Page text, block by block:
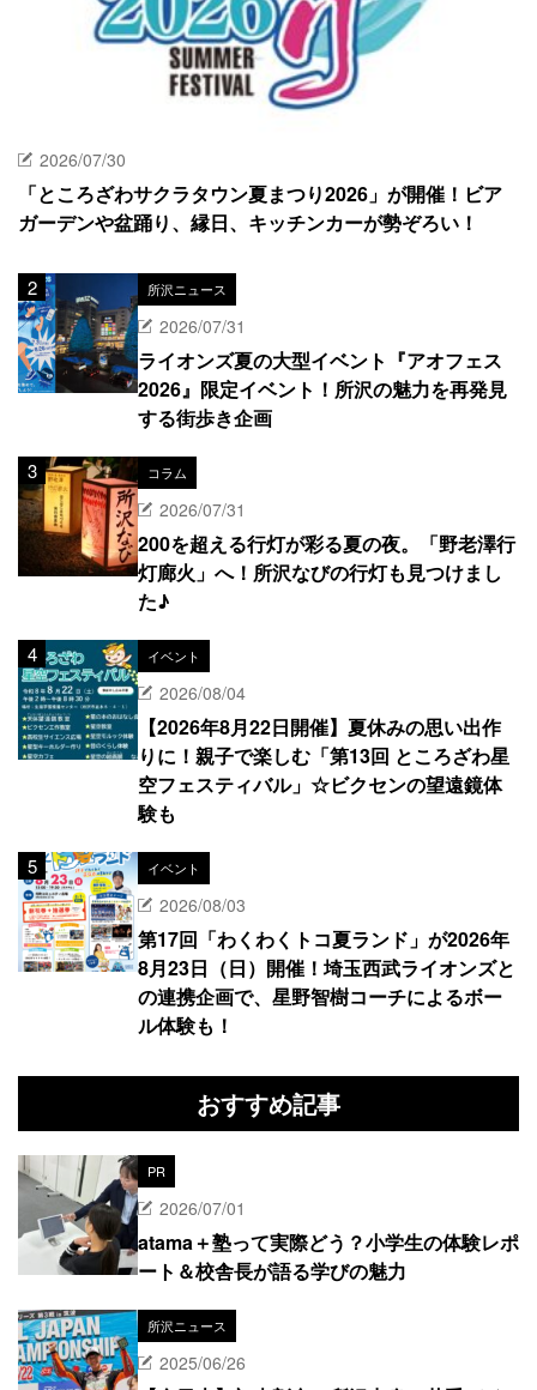
2026/07/30
「ところざわサクラタウン夏まつり2026」が開催！ビア
ガーデンや盆踊り、縁日、キッチンカーが勢ぞろい！
所沢ニュース
2026/07/31
ライオンズ夏の大型イベント『アオフェス
2026』限定イベント！所沢の魅力を再発見
する街歩き企画
コラム
2026/07/31
200を超える行灯が彩る夏の夜。「野老澤行
灯廊火」へ！所沢なびの行灯も見つけまし
た♪
イベント
2026/08/04
【2026年8月22日開催】夏休みの思い出作
りに！親子で楽しむ「第13回 ところざわ星
空フェスティバル」☆ビクセンの望遠鏡体
験も
イベント
2026/08/03
第17回「わくわくトコ夏ランド」が2026年
8月23日（日）開催！埼玉西武ライオンズと
の連携企画で、星野智樹コーチによるボー
ル体験も！
おすすめ記事
PR
2026/07/01
atama＋塾って実際どう？小学生の体験レポ
ート＆校舎長が語る学びの魅力
所沢ニュース
2025/06/26